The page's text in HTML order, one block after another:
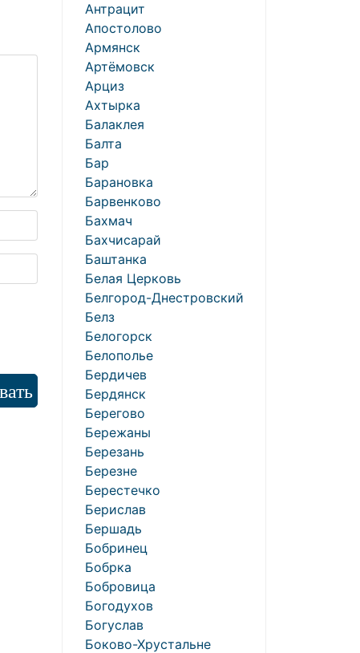
Антрацит
Апостолово
Армянск
Артёмовск
Арциз
Ахтырка
Балаклея
Балта
Бар
Барановка
Барвенково
Бахмач
Бахчисарай
Баштанка
Белая Церковь
Белгород-Днестровский
Белз
Белогорск
Белополье
Бердичев
Бердянск
Берегово
Бережаны
Березань
Березне
Берестечко
Берислав
Бершадь
Бобринец
Бобрка
Бобровица
Богодухов
Богуслав
Боково-Хрустальне